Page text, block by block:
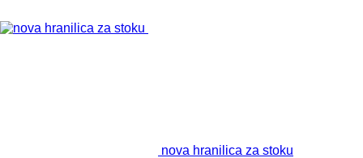
nova hranilica za stoku